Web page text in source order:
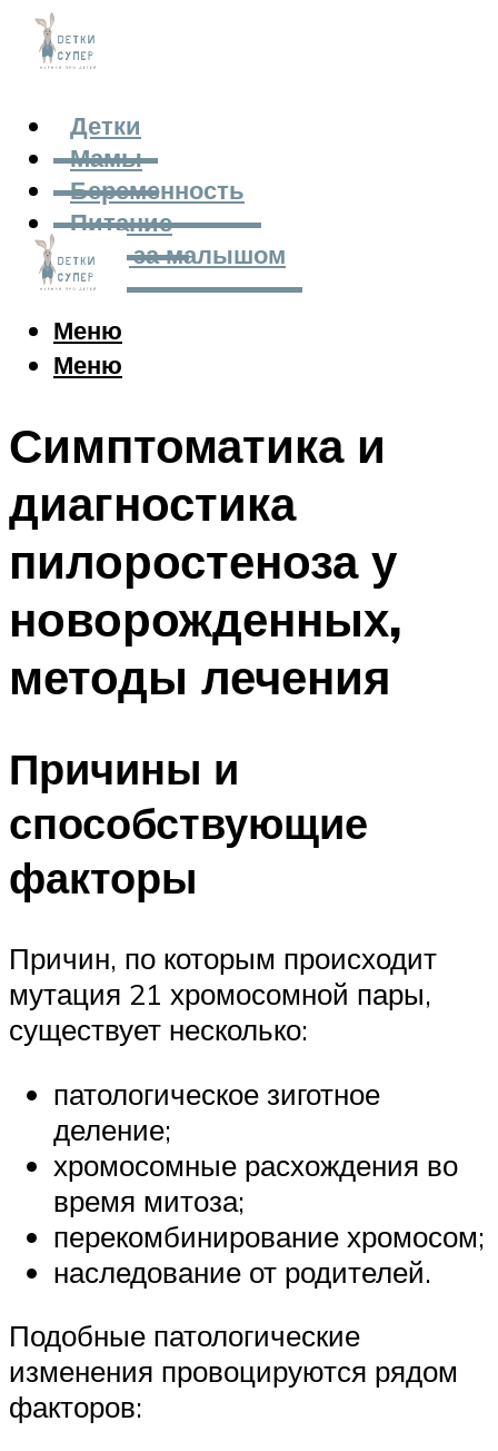
Детки
Мамы
Беременность
Питание
Уход за малышом
Меню
Меню
Симптоматика и
диагностика
пилоростеноза у
новорожденных,
методы лечения
Причины и
способствующие
факторы
Причин, по которым происходит
мутация 21 хромосомной пары,
существует несколько:
патологическое зиготное
деление;
хромосомные расхождения во
время митоза;
перекомбинирование хромосом;
наследование от родителей.
Подобные патологические
изменения провоцируются рядом
факторов: